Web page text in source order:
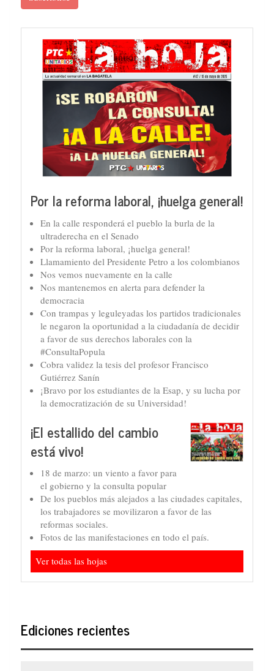
Por la reforma laboral, ¡huelga general!
En la calle responderá el pueblo la burla de la
ultraderecha en el Senado
Por la reforma laboral, ¡huelga general!
Llamamiento del Presidente Petro a los colombianos
Nos vemos nuevamente en la calle
Nos mantenemos en alerta para defender la
democracia
Con trampas y leguleyadas los partidos tradicionales
le negaron la oportunidad a la ciudadanía de decidir
a favor de sus derechos laborales con la
#ConsultaPopula
Cobra validez la tesis del profesor Francisco
Gutiérrez Sanín
¡Bravo por los estudiantes de la Esap, y su lucha por
la democratización de su Universidad!
¡El estallido del cambio
está vivo!
18 de marzo: un viento a favor para
el gobierno y la consulta popular
De los pueblos más alejados a las ciudades capitales,
los trabajadores se movilizaron a favor de las
reformas sociales.
Fotos de las manifestaciones en todo el país.
Ver todas las hojas
Ediciones recientes